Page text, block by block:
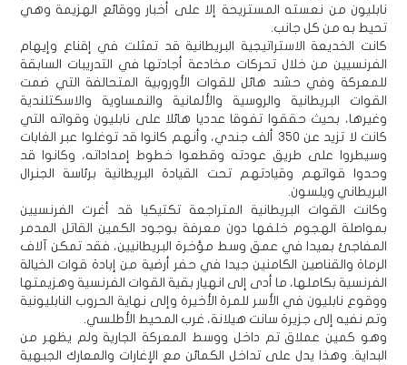
نابليون من نعسته المستريحة إلا على أخبار ووقائع الهزيمة وهي
تحيط به من كل جانب.
كانت الخديعة الاستراتيجية البريطانية قد تمثلت في إقناع وإيهام
الفرنسيين من خلال تحركات مخادعة أجادتها في التدريبات السابقة
للمعركة وفي حشد هائل للقوات الأوروبية المتحالفة التي ضمت
القوات البريطانية والروسية والألمانية والنمساوية والاسكتلندية
وغيرها، بحيث حققوا تفوقا عدديا هائلا على نابليون وقواته التي
كانت لا تزيد عن 350 ألف جندي، وأنهم كانوا قد توغلوا عبر الغابات
وسيطروا على طريق عودته وقطعوا خطوط إمداداته، وكانوا قد
وحدوا قواتهم وقيادتهم تحت القيادة البريطانية برئاسة الجنرال
البريطاني ويلسون.
وكانت القوات البريطانية المتراجعة تكتيكيا قد أغرت الفرنسيين
بمواصلة الهجوم خلفها دون معرفة بوجود الكمين القاتل المدمر
المفاجئ بعيدا في عمق وسط مؤخرة البريطانيين، فقد تمكن آلاف
الرماة والقناصين الكامنين جيدا في حفر أرضية من إبادة قوات الخيالة
الفرنسية بكاملها، ما أدى إلى انهيار بقية القوات الفرنسية وهزيمتها
ووقوع نابليون في الأسر للمرة الأخيرة وإلى نهاية الحروب النابليونية
وتم نفيه إلى جزيرة سانت هيلانة، غرب المحيط الأطلسي.
وهو كمين عملاق تم داخل ووسط المعركة الجارية ولم يظهر من
البداية. وهذا يدل على تداخل الكمائن مع الإغارات والمعارك الجبهية